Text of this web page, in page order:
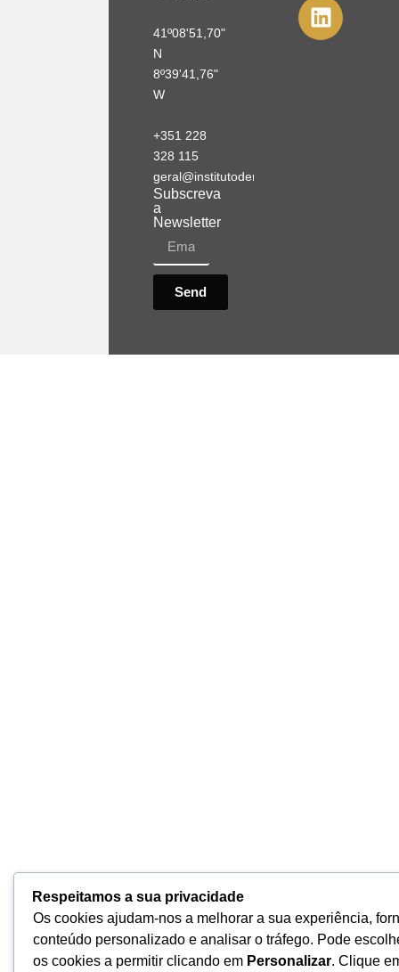
41º08'51,70"
N
8º39'41,76"
W
+351 228
328 115
geral@institutodemobilidade.org
Subscreva
a
Newsletter
Send
Respeitamos a sua privacidade
Os cookies ajudam-nos a melhorar a sua experiência,
conteúdo personalizado e analisar o tráfego. Pode
os cookies a permitir clicando em Personalizar. Clique